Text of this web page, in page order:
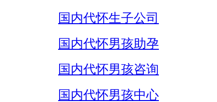
国内代怀生子公司
国内代怀男孩助孕
国内代怀男孩咨询
国内代怀男孩中心